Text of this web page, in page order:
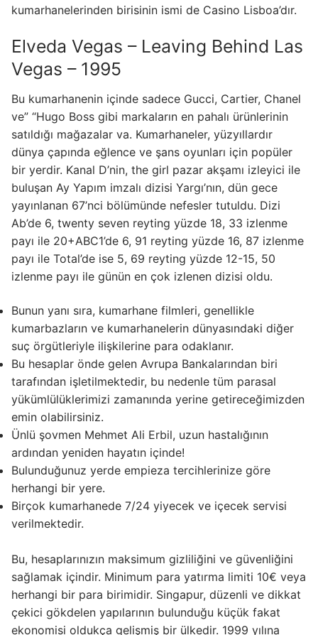
kumarhanelerinden birisinin ismi de Casino Lisboa’dır.
Elveda Vegas – Leaving Behind Las
Vegas – 1995
Bu kumarhanenin içinde sadece Gucci, Cartier, Chanel
ve” “Hugo Boss gibi markaların en pahalı ürünlerinin
satıldığı mağazalar va. Kumarhaneler, yüzyıllardır
dünya çapında eğlence ve şans oyunları için popüler
bir yerdir. Kanal D’nin, the girl pazar akşamı izleyici ile
buluşan Ay Yapım imzalı dizisi Yargı’nın, dün gece
yayınlanan 67’nci bölümünde nefesler tutuldu. Dizi
Ab’de 6, twenty seven reyting yüzde 18, 33 izlenme
payı ile 20+ABC1’de 6, 91 reyting yüzde 16, 87 izlenme
payı ile Total’de ise 5, 69 reyting yüzde 12-15, 50
izlenme payı ile günün en çok izlenen dizisi oldu.
Bunun yanı sıra, kumarhane filmleri, genellikle
kumarbazların ve kumarhanelerin dünyasındaki diğer
suç örgütleriyle ilişkilerine para odaklanır.
Bu hesaplar önde gelen Avrupa Bankalarından biri
tarafından işletilmektedir, bu nedenle tüm parasal
yükümlülüklerimizi zamanında yerine getireceğimizden
emin olabilirsiniz.
Ünlü şovmen Mehmet Ali Erbil, uzun hastalığının
ardından yeniden hayatın içinde!
Bulunduğunuz yerde empieza tercihlerinize göre
herhangi bir yere.
Birçok kumarhanede 7/24 yiyecek ve içecek servisi
verilmektedir.
Bu, hesaplarınızın maksimum gizliliğini ve güvenliğini
sağlamak içindir. Minimum para yatırma limiti 10€ veya
herhangi bir para birimidir. Singapur, düzenli ve dikkat
çekici gökdelen yapılarının bulunduğu küçük fakat
ekonomisi oldukça gelişmiş bir ülkedir. 1999 yılına